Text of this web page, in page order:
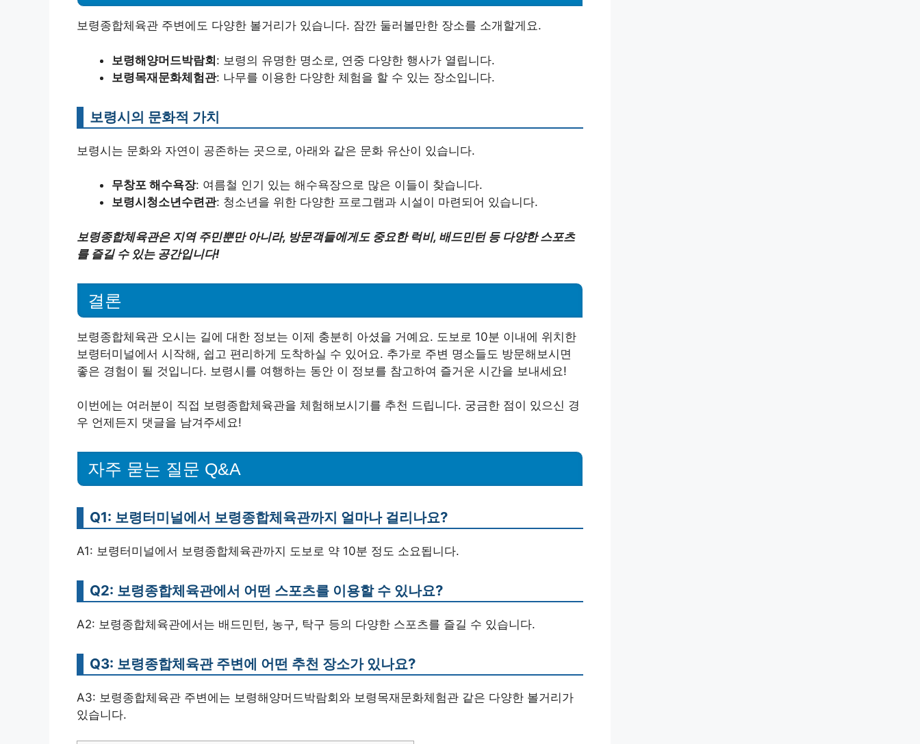
보령종합체육관 주변에도 다양한 볼거리가 있습니다. 잠깐 둘러볼만한 장소를 소개할게요.
보령해양머드박람회: 보령의 유명한 명소로, 연중 다양한 행사가 열립니다.
보령목재문화체험관: 나무를 이용한 다양한 체험을 할 수 있는 장소입니다.
보령시의 문화적 가치
보령시는 문화와 자연이 공존하는 곳으로, 아래와 같은 문화 유산이 있습니다.
무창포 해수욕장: 여름철 인기 있는 해수욕장으로 많은 이들이 찾습니다.
보령시청소년수련관: 청소년을 위한 다양한 프로그램과 시설이 마련되어 있습니다.
보령종합체육관은 지역 주민뿐만 아니라, 방문객들에게도 중요한 럭비, 배드민턴 등 다양한 스포츠
를 즐길 수 있는 공간입니다!
결론
보령종합체육관 오시는 길에 대한 정보는 이제 충분히 아셨을 거예요. 도보로 10분 이내에 위치한
보령터미널에서 시작해, 쉽고 편리하게 도착하실 수 있어요. 추가로 주변 명소들도 방문해보시면
좋은 경험이 될 것입니다. 보령시를 여행하는 동안 이 정보를 참고하여 즐거운 시간을 보내세요!
이번에는 여러분이 직접 보령종합체육관을 체험해보시기를 추천 드립니다. 궁금한 점이 있으신 경
우 언제든지 댓글을 남겨주세요!
자주 묻는 질문 Q&A
Q1: 보령터미널에서 보령종합체육관까지 얼마나 걸리나요?
A1: 보령터미널에서 보령종합체육관까지 도보로 약 10분 정도 소요됩니다.
Q2: 보령종합체육관에서 어떤 스포츠를 이용할 수 있나요?
A2: 보령종합체육관에서는 배드민턴, 농구, 탁구 등의 다양한 스포츠를 즐길 수 있습니다.
Q3: 보령종합체육관 주변에 어떤 추천 장소가 있나요?
A3: 보령종합체육관 주변에는 보령해양머드박람회와 보령목재문화체험관 같은 다양한 볼거리가
있습니다.